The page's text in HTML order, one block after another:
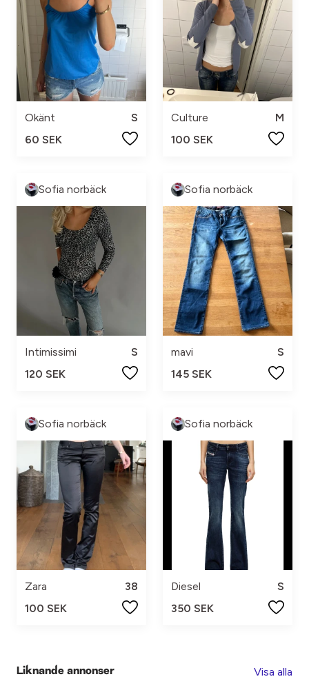
Okänt
S
60 SEK
Culture
M
100 SEK
Sofia norbäck
Intimissimi
S
120 SEK
Sofia norbäck
mavi
S
145 SEK
Sofia norbäck
Zara
38
100 SEK
Sofia norbäck
Diesel
S
350 SEK
Liknande annonser Visa alla